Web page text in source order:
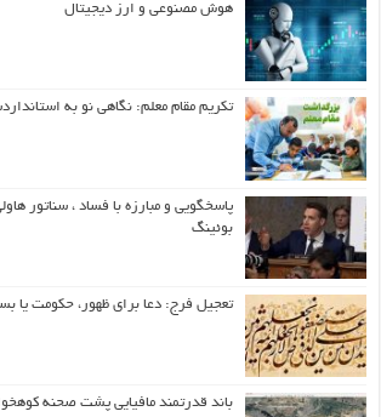
هوش مصنوعی و ارز دیجیتال
تکریم مقام معلم: نگاهی نو به
پاسخگویی و مبارزه با فساد ، سناتور
بوئینگ
تعجیل فرج: دعا برای ظهور، حکومت یا
باند قدرتمند مافیایی پشت صحنه